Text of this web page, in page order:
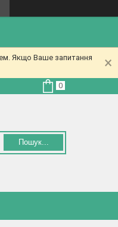
Якщо Ваше запитання
Пошук...